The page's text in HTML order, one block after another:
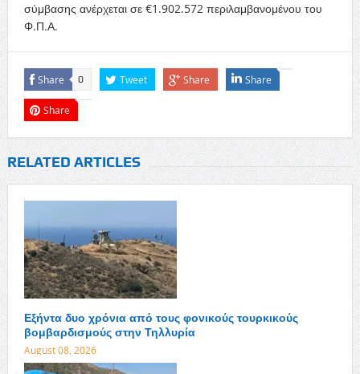
σύμβασης ανέρχεται σε €1.902.572 περιλαμβανομένου του
Φ.Π.Α.
Share 0 Tweet Share Share
Share
RELATED ARTICLES
Εξήντα δυο χρόνια από τους φονικούς τουρκικούς
βομβαρδισμούς στην Τηλλυρία
August 08, 2026